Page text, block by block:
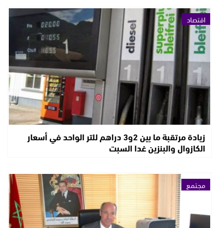
اقتصاد
زيادة مرتقبة ما بين 2و3 دراهم للتر الواحد في أسعار
الكازوال والبنزين غدا السبت
مجتمع